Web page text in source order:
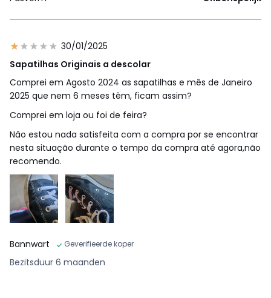
30/01/2025
Sapatilhas Originais a descolar
Comprei em Agosto 2024 as sapatilhas e mês de Janeiro
2025 que nem 6 meses têm, ficam assim?
Comprei em loja ou foi de feira?
Não estou nada satisfeita com a compra por se encontrar
nesta situação durante o tempo da compra até agora,não
recomendo.
Bannwart Geverifieerde koper
Bezitsduur 6 maanden